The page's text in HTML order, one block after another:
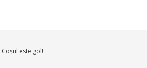
Coșul este gol!